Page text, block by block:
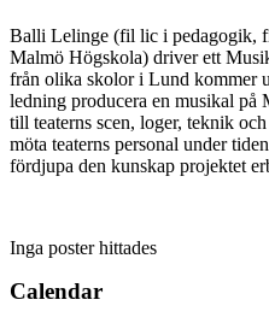
Balli Lelinge (fil lic i pedagogik,
Malmö Högskola) driver ett
från olika skolor i Lund kommer
ledning producera en musikal på
till teaterns scen, loger, teknik
möta teaterns personal under
fördjupa den kunskap projektet
Inga poster hittades
Calendar